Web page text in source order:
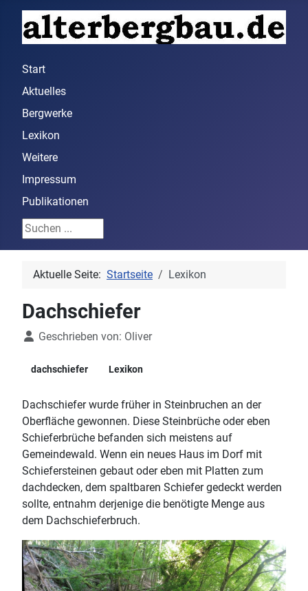
Start
Aktuelles
Bergwerke
Lexikon
Weitere
Impressum
Publikationen
Suchen ...
Aktuelle Seite: Startseite Lexikon
Dachschiefer
DetailsGeschrieben von: Oliver
dachschiefer Lexikon
Dachschiefer wurde früher in Steinbruchen an der
Oberfläche gewonnen. Diese Steinbrüche oder eben
Schieferbrüche befanden sich meistens auf
Gemeindewald. Wenn ein neues Haus im Dorf mit
Schiefersteinen gebaut oder eben mit Platten zum
dachdecken, dem spaltbaren Schiefer gedeckt werden
sollte, entnahm derjenige die benötigte Menge aus
dem Dachschieferbruch.